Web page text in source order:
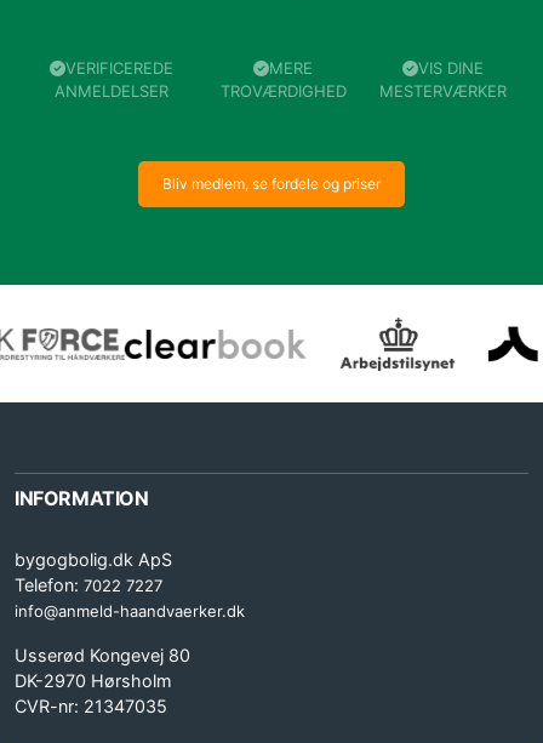
VERIFICEREDE
ANMELDELSER
MERE
TROVÆRDIGHED
VIS DINE
MESTERVÆRKER
Bliv medlem, se fordele og priser
INFORMATION
bygogbolig.dk ApS
Telefon: 7022 7227
info@anmeld-haandvaerker.dk
Usserød Kongevej 80
DK-2970 Hørsholm
CVR-nr: 21347035